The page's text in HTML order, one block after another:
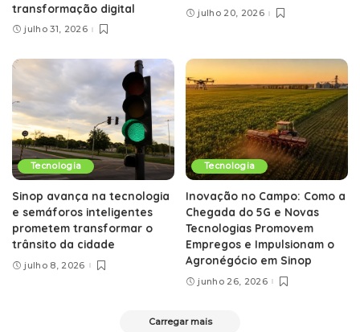
transformação digital
julho 31, 2026
julho 20, 2026
Tecnologia
Sinop avança na tecnologia
e semáforos inteligentes
prometem transformar o
trânsito da cidade
julho 8, 2026
Tecnologia
Inovação no Campo: Como a
Chegada do 5G e Novas
Tecnologias Promovem
Empregos e Impulsionam o
Agronégócio em Sinop
junho 26, 2026
Carregar mais